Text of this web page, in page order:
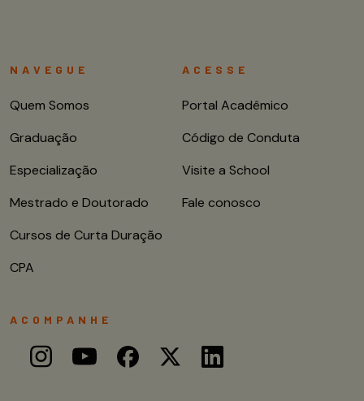
NAVEGUE
Quem Somos
Graduação
Especialização
Mestrado e Doutorado
Cursos de Curta Duração
CPA
ACESSE
Portal Acadêmico
Código de Conduta
Visite a School
Fale conosco
ACOMPANHE